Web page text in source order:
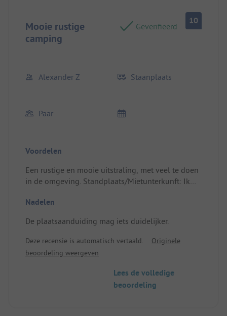
Mooie rustige
camping
Geverifieerd
10
Alexander Z Staanplaats
Paar
Voordelen
Een rustige en mooie uitstraling, met veel te doen
in de omgeving. Standplaats/Mietunterkunft: Ik
geboekt, maar dat was geen probleem. De
Nadelen
De plaatsaanduiding mag iets duidelijker.
Deze recensie is automatisch vertaald.
Originele
beoordeling weergeven
Lees de volledige
beoordeling